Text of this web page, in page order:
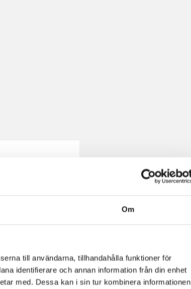
Om
till användarna, tillhandahålla funktioner för
identifierare och annan information från din enhet
med. Dessa kan i sin tur kombinera informationen